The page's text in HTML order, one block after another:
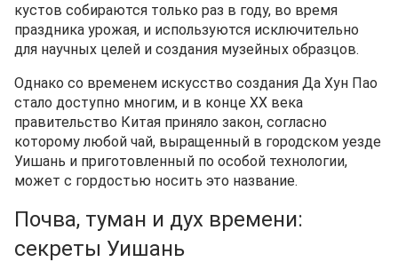
кустов собираются только раз в году, во время
праздника урожая, и используются исключительно
для научных целей и создания музейных образцов.
Однако со временем искусство создания Да Хун Пао
стало доступно многим, и в конце XX века
правительство Китая приняло закон, согласно
которому любой чай, выращенный в городском уезде
Уишань и приготовленный по особой технологии,
может с гордостью носить это название.
Почва, туман и дух времени:
секреты Уишань